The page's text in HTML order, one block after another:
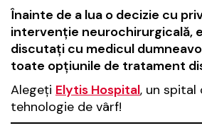
Înainte de a lua o decizie cu
intervenție neurochirurgicală,
discutați cu medicul
toate opțiunile de tratament
Alegeți Elytis Hospital, un spital
tehnologie de vârf!